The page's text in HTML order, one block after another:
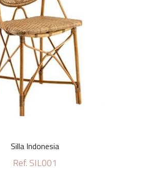
Silla Indonesia
Ref. SIL001